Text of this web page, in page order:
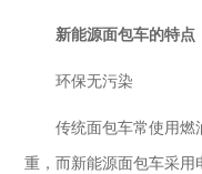
新能源面包车的特点
环保无污染
传统面包车常使用燃
重，而新能源面包车采